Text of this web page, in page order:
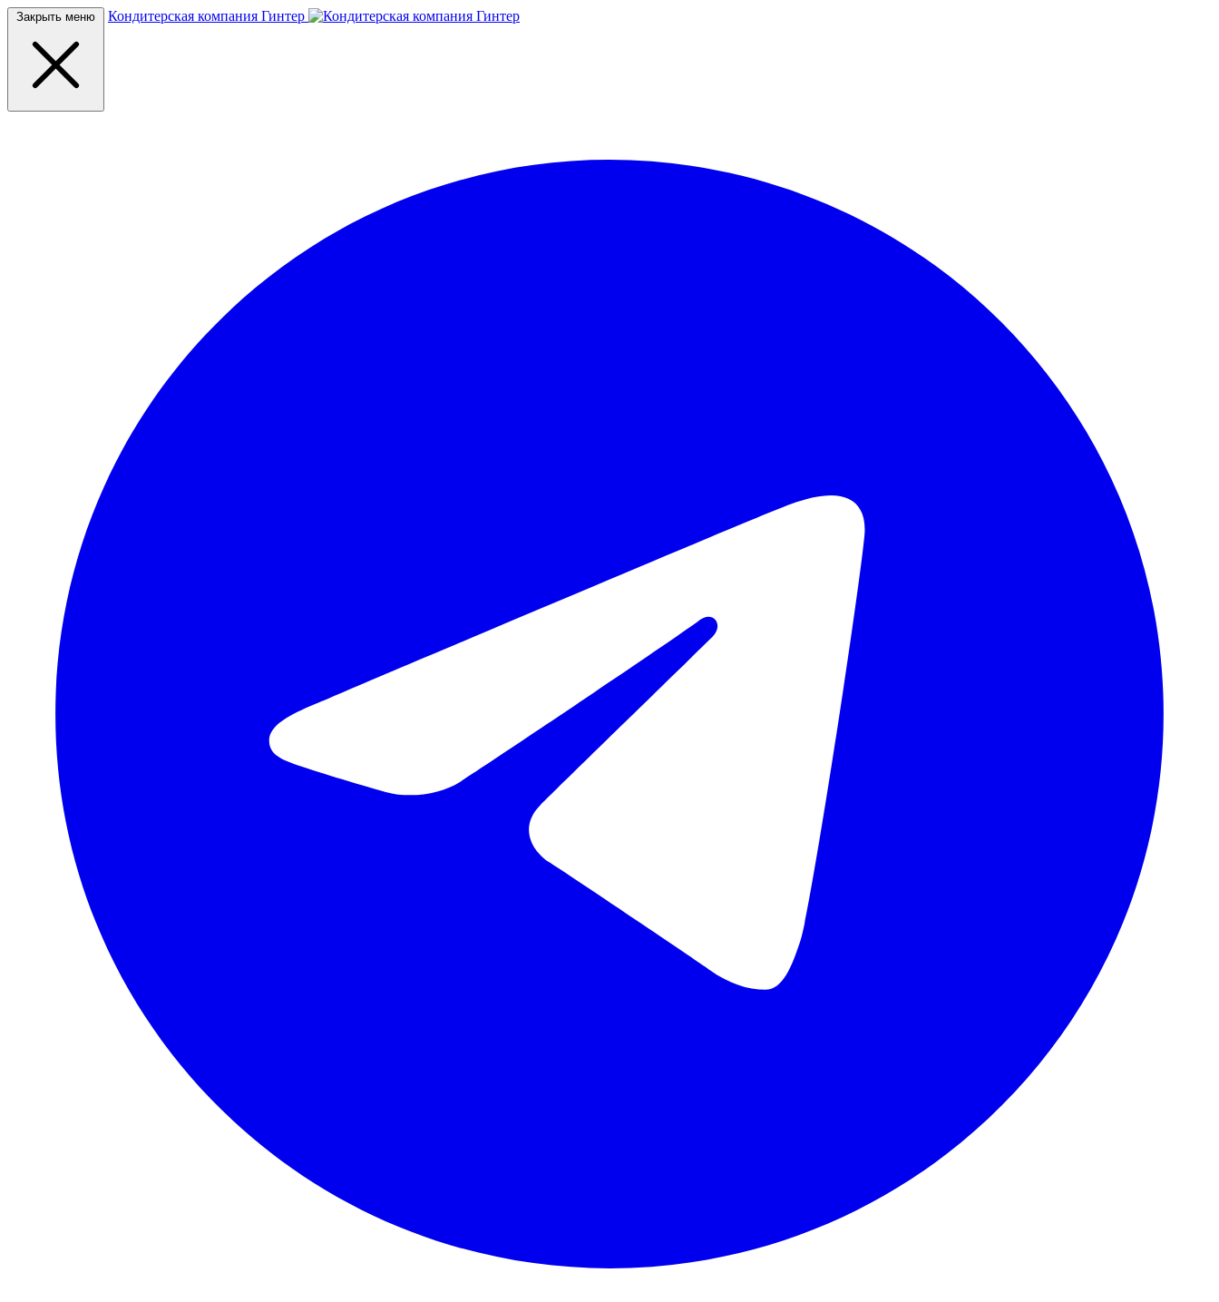
Закрыть меню Кондитерская компания Гинтер